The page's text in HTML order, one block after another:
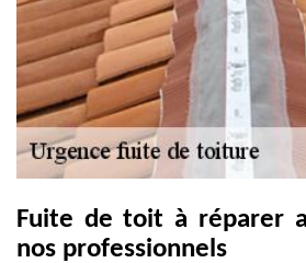
Fuite de toit à réparer
nos professionnels